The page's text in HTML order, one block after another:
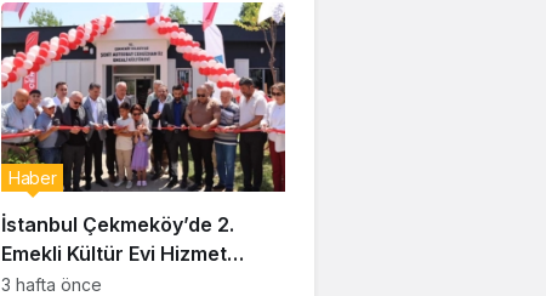
İstanbul Çekmeköy’de 2.
Emekli Kültür Evi Hizmet
Vermeye Başladı
Haber
3 hafta önce